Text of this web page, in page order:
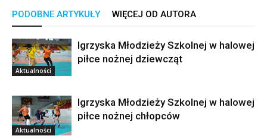
PODOBNE ARTYKUŁY WIĘCEJ OD AUTORA
Aktualności
Igrzyska Młodzieży Szkolnej w halowej
piłce nożnej dziewcząt
Aktualności
Igrzyska Młodzieży Szkolnej w halowej
piłce nożnej chłopców